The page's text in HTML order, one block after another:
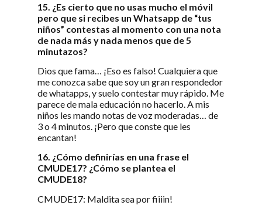
15. ¿Es cierto que no usas mucho el móvil
pero que si recibes un Whatsapp de “tus
niños” contestas al momento con una nota
de nada más y nada menos que de 5
minutazos?
Dios que fama… ¡Eso es falso! Cualquiera que
me conozca sabe que soy un gran respondedor
de whatapps, y suelo contestar muy rápido. Me
parece de mala educación no hacerlo. A mis
niños les mando notas de voz moderadas… de
3 o 4 minutos. ¡Pero que conste que les
encantan!
16. ¿Cómo definirías en una frase el
CMUDE17? ¿Cómo se plantea el
CMUDE18?
CMUDE17: Maldita sea por fiiiin!